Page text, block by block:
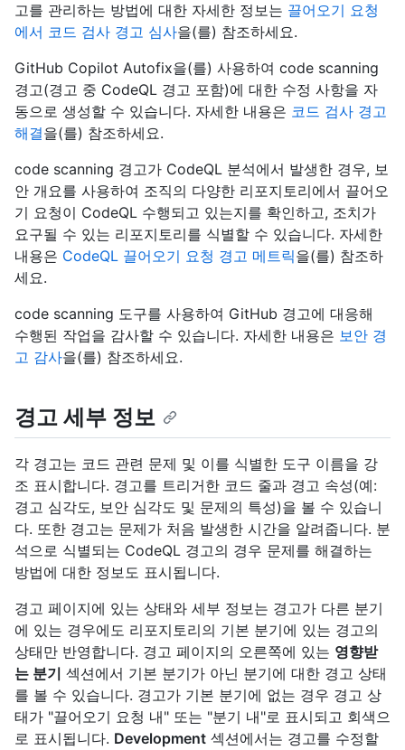
고를 관리하는 방법에 대한 자세한 정보는 끌어오기 요청
에서 코드 검사 경고 심사을(를) 참조하세요.
GitHub Copilot Autofix을(를) 사용하여 code scanning
경고(경고 중 CodeQL 경고 포함)에 대한 수정 사항을 자
동으로 생성할 수 있습니다. 자세한 내용은 코드 검사 경고
해결을(를) 참조하세요.
code scanning 경고가 CodeQL 분석에서 발생한 경우, 보
안 개요를 사용하여 조직의 다양한 리포지토리에서 끌어오
기 요청이 CodeQL 수행되고 있는지를 확인하고, 조치가
요구될 수 있는 리포지토리를 식별할 수 있습니다. 자세한
내용은 CodeQL 끌어오기 요청 경고 메트릭을(를) 참조하
세요.
code scanning 도구를 사용하여 GitHub 경고에 대응해
수행된 작업을 감사할 수 있습니다. 자세한 내용은 보안 경
고 감사을(를) 참조하세요.
경고 세부 정보
각 경고는 코드 관련 문제 및 이를 식별한 도구 이름을 강
조 표시합니다. 경고를 트리거한 코드 줄과 경고 속성(예:
경고 심각도, 보안 심각도 및 문제의 특성)을 볼 수 있습니
다. 또한 경고는 문제가 처음 발생한 시간을 알려줍니다. 분
석으로 식별되는 CodeQL 경고의 경우 문제를 해결하는
방법에 대한 정보도 표시됩니다.
경고 페이지에 있는 상태와 세부 정보는 경고가 다른 분기
에 있는 경우에도 리포지토리의 기본 분기에 있는 경고의
상태만 반영합니다. 경고 페이지의 오른쪽에 있는 영향받
는 분기 섹션에서 기본 분기가 아닌 분기에 대한 경고 상태
를 볼 수 있습니다. 경고가 기본 분기에 없는 경우 경고 상
태가 "끌어오기 요청 내" 또는 "분기 내"로 표시되고 회색으
로 표시됩니다. Development 섹션에서는 경고를 수정할